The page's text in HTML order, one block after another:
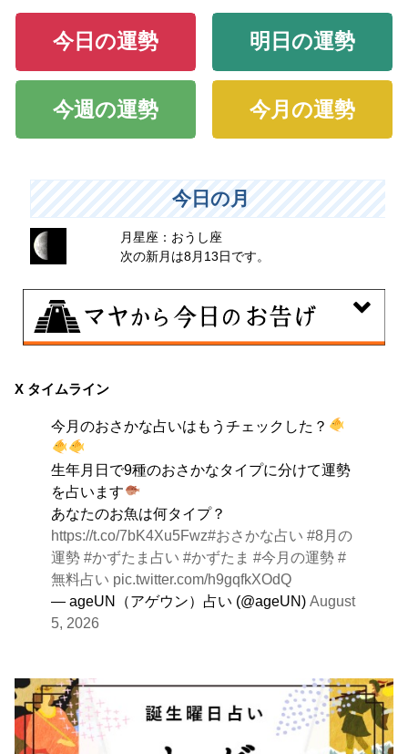
今日の運勢 明日の運勢
今週の運勢 今月の運勢
今日の月
月星座：おうし座
次の新月は8月13日です。
曖昧な気持ちで人と付き合うことはタブーとされる日。
です。
X タイムライン
今月のおさかな占いはもうチェックした？
生年月日で9種のおさかなタイプに分けて運勢
を占います
あなたのお魚は何タイプ？
https://t.co/7bK4Xu5Fwz#おさかな占い #8月の
運勢 #かずたま占い #かずたま #今月の運勢 #
無料占い pic.twitter.com/h9gqfkXOdQ
— ageUN（アゲウン）占い (@ageUN)August
5, 2026